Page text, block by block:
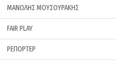
ΜΑΝΩΛΗΣ ΜΟΥΣΟΥΡΑΚΗΣ
FAIR PLAY
ΡΕΠΟΡΤΕΡ